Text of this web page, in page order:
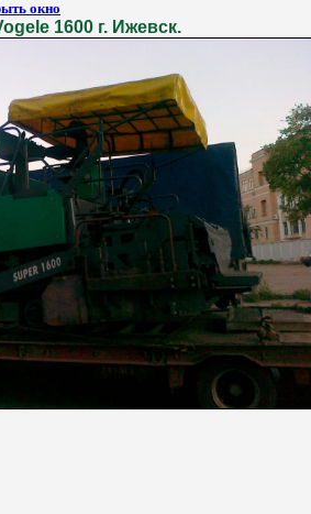
окно
1600 г. Ижевск.